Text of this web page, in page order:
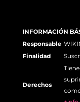
INFORMACIÓN
Responsable
Finalidad
Derechos